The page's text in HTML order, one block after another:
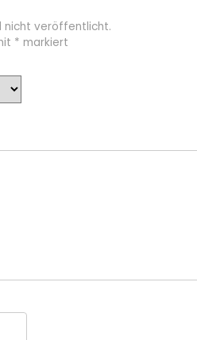
nicht veröffentlicht.
* markiert